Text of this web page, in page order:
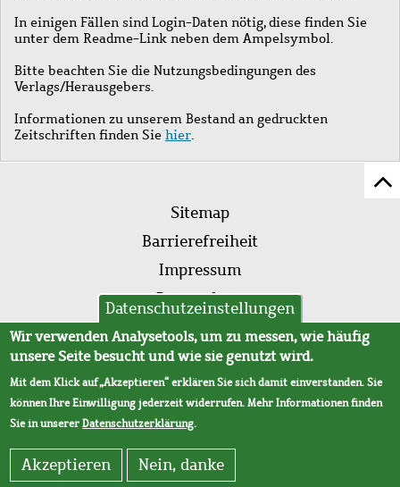
In einigen Fällen sind Login-Daten nötig, diese finden Sie
unter dem Readme-Link neben dem Ampelsymbol.
Bitte beachten Sie die Nutzungsbedingungen des
Verlags/Herausgebers.
Informationen zu unserem Bestand an gedruckten
Zeitschriften finden Sie hier.
Fußleistenmenü
Sitemap
Barrierefreiheit
Impressum
Datenschutz
AVB
Datenschutzeinstellungen
Wir verwenden Analysetools, um zu messen, wie häufig
unsere Seite besucht und wie sie genutzt wird.
Mit dem Klick auf „Akzeptieren“ erklären Sie sich damit einverstanden. Sie
können Ihre Einwilligung jederzeit widerrufen. Mehr Informationen finden
Sie in unsererDatenschutzerklärung.
Akzeptieren Nein, danke